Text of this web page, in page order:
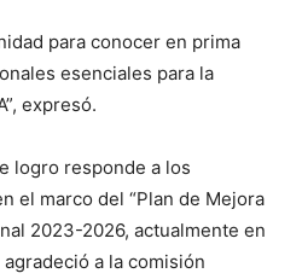
para conocer en prima
esenciales para la
expresó.
logro responde a los
el marco del “Plan de Mejora
2023-2026, actualmente en
a la comisión